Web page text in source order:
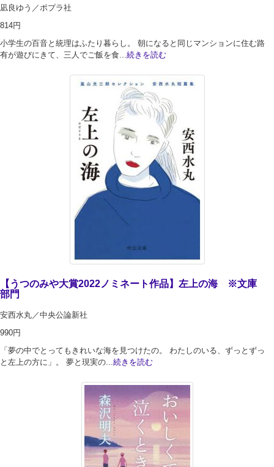
凪良ゆう／ポプラ社
814円
小学生の百音と統理はふたり暮らし。 朝になると同じマンションに住む路
有が遊びにきて、三人でご飯を食... 続きを読む
【うつのみや大賞2022ノミネート作品】左上の海 ※文庫
部門
安西水丸／中央公論新社
990円
「夢の中でとってもきれいな海を見つけたの。 わたしのいる、ずっとずっ
と左上の方に」。 夢と現実の... 続きを読む